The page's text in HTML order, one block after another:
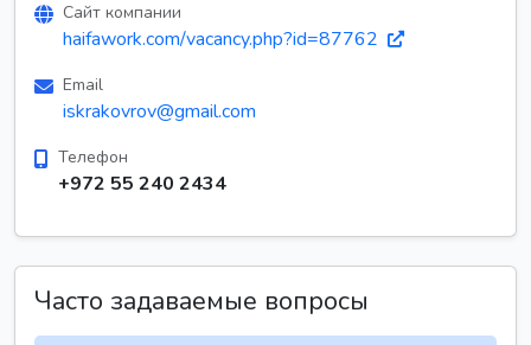
Сайт компании
haifawork.com/vacancy.php?id=87762
Email
iskrakovrov@gmail.com
Телефон
+972 55 240 2434
Часто задаваемые вопросы